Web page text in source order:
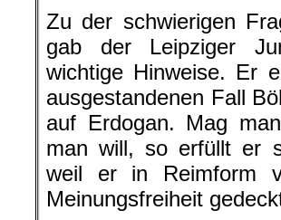
Zu der schwierigen
gab der Leipziger
wichtige Hinweise. Er
ausgestandenen Fall
auf Erdogan. Mag
man will, so erfüllt er
weil er in Reimform
Meinungsfreiheit